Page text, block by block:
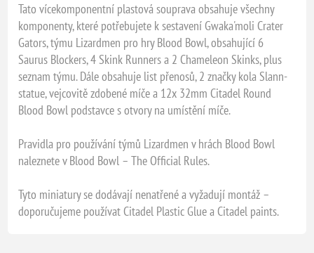
Tato vícekomponentní plastová souprava obsahuje všechny
komponenty, které potřebujete k sestavení Gwaka'moli Crater
Gators, týmu Lizardmen pro hry Blood Bowl, obsahující 6
Saurus Blockers, 4 Skink Runners a 2 Chameleon Skinks, plus
seznam týmu. Dále obsahuje list přenosů, 2 značky kola Slann-
statue, vejcovitě zdobené míče a 12x 32mm Citadel Round
Blood Bowl podstavce s otvory na umístění míče.
Pravidla pro používání týmů Lizardmen v hrách Blood Bowl
naleznete v Blood Bowl – The Official Rules.
Tyto miniatury se dodávají nenatřené a vyžadují montáž –
doporučujeme používat Citadel Plastic Glue a Citadel paints.